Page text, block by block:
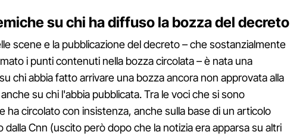
su chi ha diffuso la bozza del decreto
scene e la pubblicazione del decreto – che sostanzialmente
i punti contenuti nella bozza circolata – è nata una
chi abbia fatto arrivare una bozza ancora non approvata alla
su chi l'abbia pubblicata. Tra le voci che si sono
ha circolato con insistenza, anche sulla base di un articolo
dalla Cnn (uscito però dopo che la notizia era apparsa su altri